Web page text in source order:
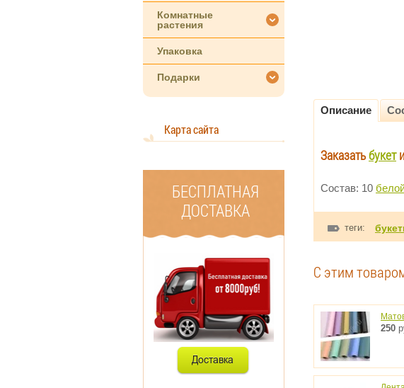
Описание
Заказатьбукет
Состав: 10
теги:
С этим
250
Комнатные
растения
Упаковка
Подарки
Карта сайта
БЕСПЛАТНАЯ
ДОСТАВКА